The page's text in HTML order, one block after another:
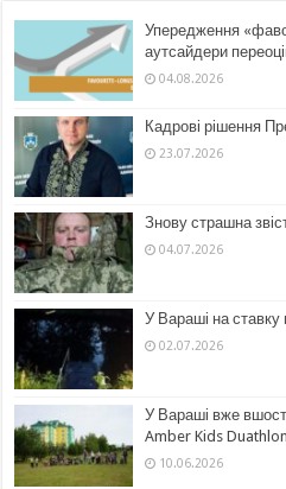
Упередження
аутсайдери
04.08.2026
Кадрові рішення
23.07.2026
Знову страшна
04.07.2026
У Вараші на ставку
02.07.2026
У Вараші вже
Amber Kids
10.06.2026